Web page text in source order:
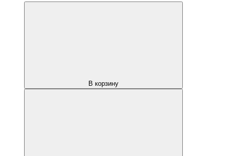
В корзину